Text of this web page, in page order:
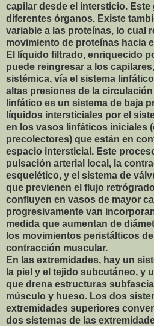
capilar desde el intersticio.
diferentes órganos. Existe
variable a las proteínas, lo cual
movimiento de proteínas hacia
El líquido filtrado, enriquecido
puede reingresar a los
sistémica, vía el sistema
altas presiones de la
linfático es un sistema de baja
líquidos intersticiales por el
en los vasos linfáticos iniciales
precolectores) que están en
espacio intersticial. Este
pulsación arterial local, la
esquelético, y el sistema de
que previenen el flujo
confluyen en vasos de mayor
progresivamente van
medida que aumentan de
los movimientos peristálticos
contracción muscular.
En las extremidades, hay un
la piel y el tejido subcutáneo, y
que drena estructuras
músculo y hueso. Los dos
extremidades superiores
dos sistemas de las